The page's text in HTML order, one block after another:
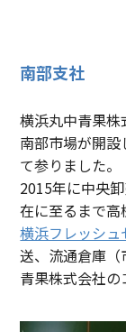
南部支社
横浜丸中青果
南部市場が開
て参りました。
2015年に中央
在に至るまで高
横浜フレッシュ
送、流通倉庫
青果株式会社の